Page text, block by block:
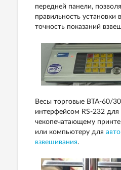
передней панели,
правильность установки
точность показаний
Весы торговые ВТА-60/
интерфейсом RS-232
чекопечатающему
или компьютеру для
взвешивания.